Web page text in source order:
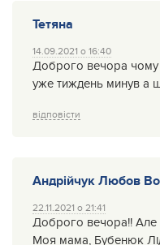
Тетяна
14.09.2021 о 16:40
Доброго вечора чому
уже тиждень минув а
відповісти
Андрійчук Любов
22.11.2021 о 21:41
Доброго вечора!! Але
Моя мама, Бубенюк